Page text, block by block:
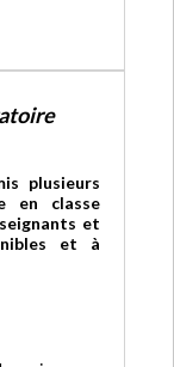
plusieurs
en classe
et
et à